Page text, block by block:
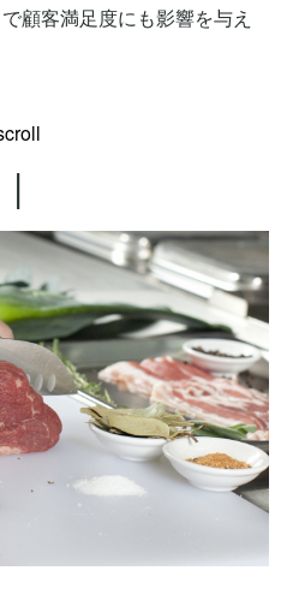
顧客満足度にも影響を与え
|